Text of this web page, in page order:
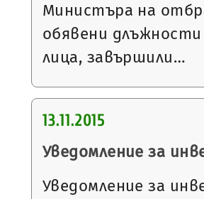
Министъра на
обявени
лица, завършили…
13.11.2015
Уведомление за
Уведомление за